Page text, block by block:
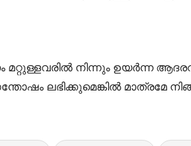
നിന്നും ഉയർന്ന
ലഭിക്കുമെങ്കിൽ മാത്രമേ